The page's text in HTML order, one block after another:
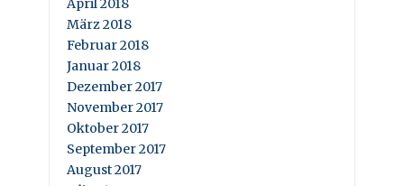
April 2018
März 2018
Februar 2018
Januar 2018
Dezember 2017
November 2017
Oktober 2017
September 2017
August 2017